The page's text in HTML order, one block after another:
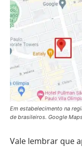
Em estabelecimento na
de brasileiros. Google
Vale lembrar que